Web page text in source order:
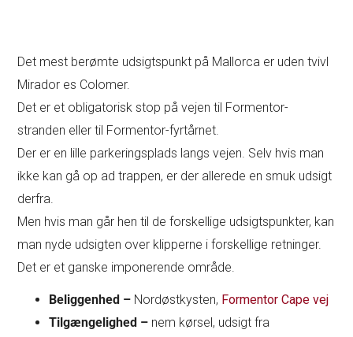
Det mest berømte udsigtspunkt på Mallorca er uden tvivl
Mirador es Colomer.
Det er et obligatorisk stop på vejen til Formentor-
stranden eller til Formentor-fyrtårnet.
Der er en lille parkeringsplads langs vejen. Selv hvis man
ikke kan gå op ad trappen, er der allerede en smuk udsigt
derfra.
Men hvis man går hen til de forskellige udsigtspunkter, kan
man nyde udsigten over klipperne i forskellige retninger.
Det er et ganske imponerende område.
Beliggenhed – Nordøstkysten, Formentor Cape vej
Tilgængelighed – nem kørsel, udsigt fra